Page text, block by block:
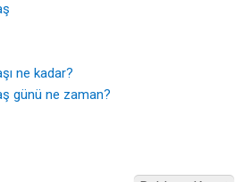
ne kadar?
günü ne zaman?